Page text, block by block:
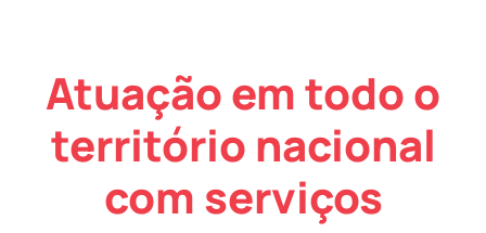
Atuação em todo o
território nacional
com serviços